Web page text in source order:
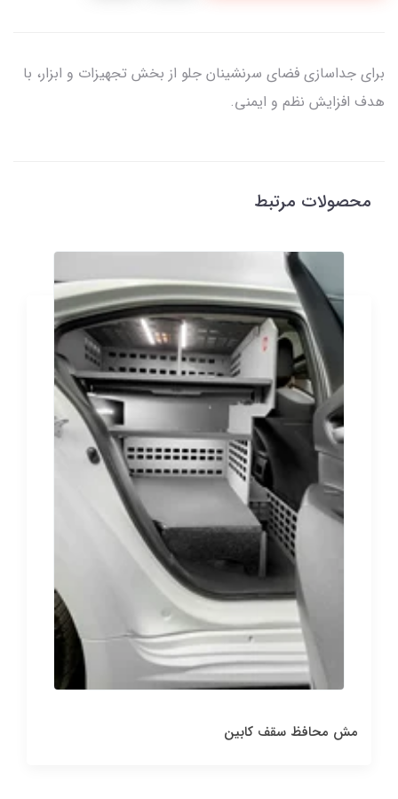
برای جداسازی فضای سرنشینان جلو از بخش تجهیزات و ابزار، با
هدف افزایش نظم و ایمنی.
محصولات مرتبط
مش محافظ سقف کابین